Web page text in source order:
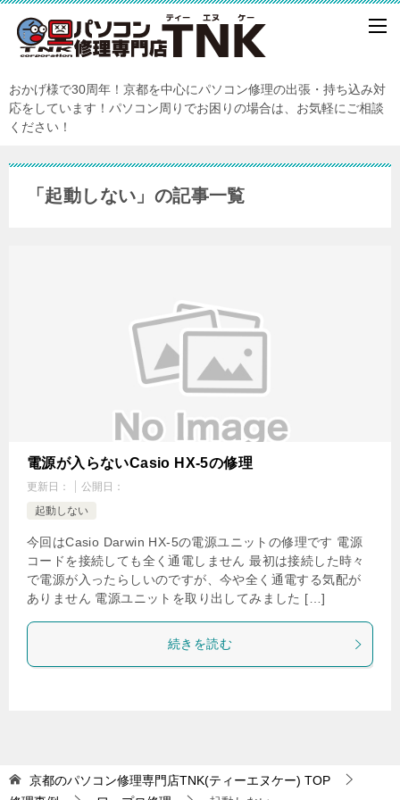
おかげ様で30周年！京都を中心にパソコン修理の出張・持ち込み対
応をしています！パソコン周りでお困りの場合は、お気軽にご相談
ください！
「起動しない」の記事一覧
電源が入らないCasio HX-5の修理
更新日：
公開日：
起動しない
今回はCasio Darwin HX-5の電源ユニットの修理です 電源
コードを接続しても全く通電しません 最初は接続した時々
で電源が入ったらしいのですが、今や全く通電する気配が
ありません 電源ユニットを取り出してみました […]
続きを読む
京都のパソコン修理専門店TNK(ティーエヌケー) TOP